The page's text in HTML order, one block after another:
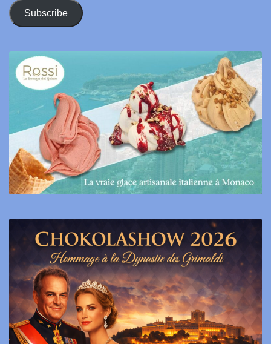
Address
Subscribe